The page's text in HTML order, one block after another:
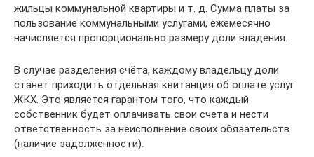
жильцы коммунальной квартиры и т. д. Сумма платы за
пользование коммунальными услугами, ежемесячно
начисляется пропорционально размеру доли владения.
В случае разделения счёта, каждому владельцу доли
станет приходить отдельная квитанция об оплате услуг
ЖКХ. Это является гарантом того, что каждый
собственник будет оплачивать свои счета и нести
ответственность за неисполнение своих обязательств
(наличие задолженности).